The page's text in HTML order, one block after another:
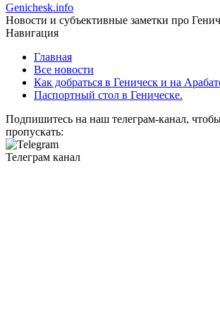
Genichesk.info
Новости и субъективные заметки про
Навигация
Главная
Все новости
Как добраться в Геническ и на
Паспортный стол в Геническе.
Подпишитесь на наш телеграм-канал,
пропускать:
Телеграм канал